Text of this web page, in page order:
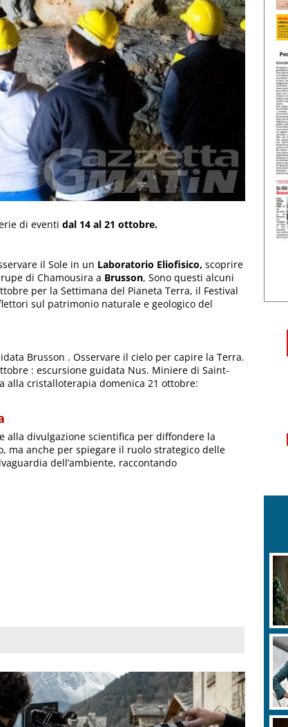
di eventi dal 14 al 21 ottobre.
il Sole in un Laboratorio Eliofisico, scoprire
di Chamousira a Brusson, Sono questi alcuni
per la Settimana del Pianeta Terra, il Festival
sul patrimonio naturale e geologico del
Brusson . Osservare il cielo per capire la Terra.
: escursione guidata Nus. Miniere di Saint-
alla cristalloterapia domenica 21 ottobre:
divulgazione scientifica per diffondere la
ma anche per spiegare il ruolo strategico delle
dell’ambiente, raccontando